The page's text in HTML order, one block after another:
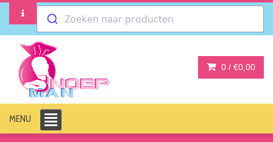
Zoeken naar producten
0 / €0,00
MENU